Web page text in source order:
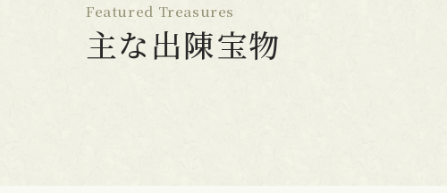
Featured Treasures
主な出陳宝物